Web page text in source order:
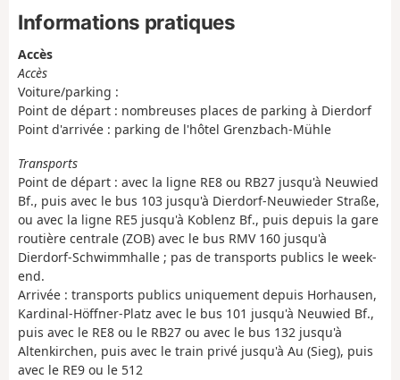
Informations pratiques
Accès
Accès
Voiture/parking :
Point de départ : nombreuses places de parking à Dierdorf
Point d'arrivée : parking de l'hôtel Grenzbach-Mühle
Transports
Point de départ : avec la ligne RE8 ou RB27 jusqu'à Neuwied
Bf., puis avec le bus 103 jusqu'à Dierdorf-Neuwieder Straße,
ou avec la ligne RE5 jusqu'à Koblenz Bf., puis depuis la gare
routière centrale (ZOB) avec le bus RMV 160 jusqu'à
Dierdorf-Schwimmhalle ; pas de transports publics le week-
end.
Arrivée : transports publics uniquement depuis Horhausen,
Kardinal-Höffner-Platz avec le bus 101 jusqu'à Neuwied Bf.,
puis avec le RE8 ou le RB27 ou avec le bus 132 jusqu'à
Altenkirchen, puis avec le train privé jusqu'à Au (Sieg), puis
avec le RE9 ou le 512